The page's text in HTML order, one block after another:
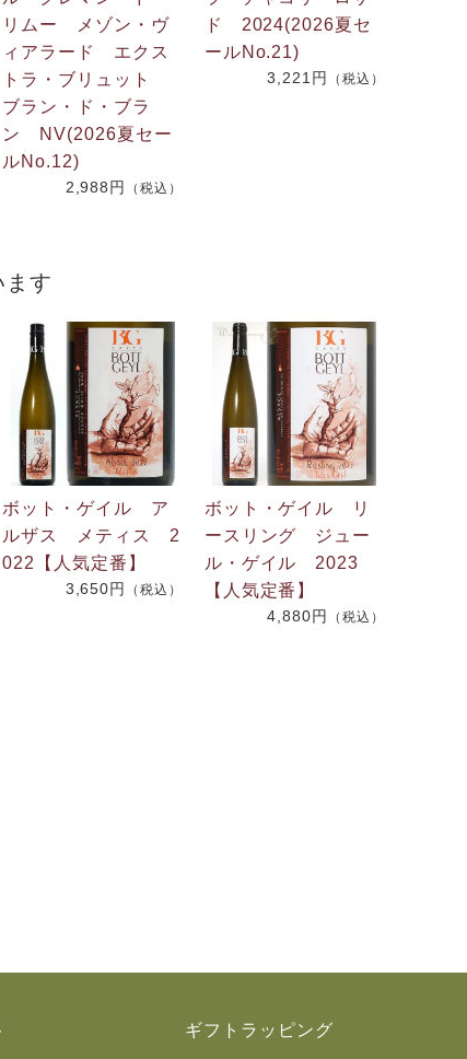
リムー メゾン・ヴ
ィアラード エクス
トラ・ブリュット
ブラン・ド・ブラ
ン NV(2026夏セー
ルNo.12)
2,988円 （税込）
ド 2024(2026夏セ
ールNo.21)
3,221円 （税込）
す
ボット・ゲイル ア
ルザス メティス 2
022【人気定番】
3,650円 （税込）
ボット・ゲイル リ
ースリング ジュー
ル・ゲイル 2023
【人気定番】
4,880円 （税込）
ギフトラッピング